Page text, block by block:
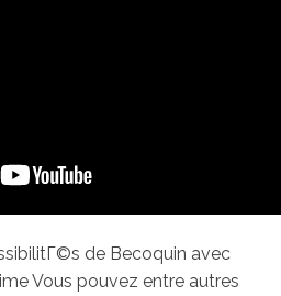
de Becoquin avec
Vous pouvez entre autres